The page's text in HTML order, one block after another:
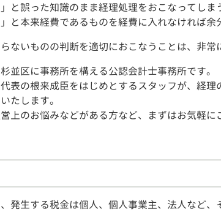
と誤った知識のまま経理処理をおこなってし
と本来経費であるものを経費に入れなければ余
ないものの判断を適切におこなうことは、非常
並区に事務所を構える公認会計士事務所です。
表の根来成臣をはじめとするスタッフが、経
たします。
上のお悩みなどがある方など、まずはお気軽に
発生する税金は個人、個人事業主、法人など、